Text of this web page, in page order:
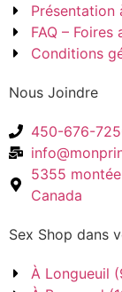
Présentation
FAQ –
Conditions
Nous Joindre
450-676-
5355
Canada
Sex Shop dans
À Longueuil